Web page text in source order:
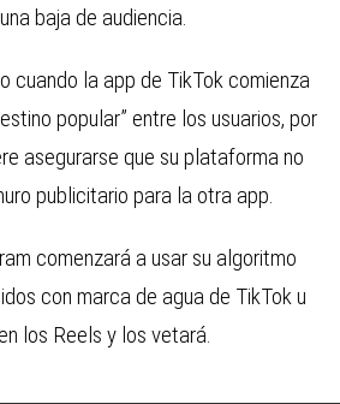
baja de audiencia.
cuando la app de TikTok comienza
popular” entre los usuarios, por
asegurarse que su plataforma no
publicitario para la otra app.
comenzará a usar su algoritmo
con marca de agua de TikTok u
los Reels y los vetará.